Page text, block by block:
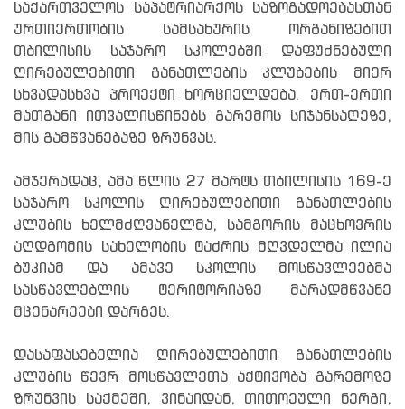
საქართველოს საპატრიარქოს საზოგადოებასთან
ურთიერთობის სამსახურის ორგანიზებით
თბილისის საჯარო სკოლებში დაფუძნებული
ღირებულებითი განათლების კლუბების მიერ
სხვადასხვა პროექტი ხორციელდება. ერთ-ერთი
მათგანი ითვალისწინებს გარემოს სიჯანსაღეზე,
მის გამწვანებაზე ზრუნვას.
ამჯერადაც, ამა წლის 27 მარტს თბილისის 169-ე
საჯარო სკოლის ღირებულებითი განათლების
კლუბის ხელმძღვანელმა, სამგორის მაცხოვრის
აღდგომის სახელობის ტაძრის მღვდელმა ილია
ბუკიამ და ამავე სკოლის მოსწავლეებმა
სასწავლებლის ტერიტორიაზე მარადმწვანე
მცენარეები დარგეს.
დასაფასებელია ღირებულებითი განათლების
კლუბის წევრ მოსწავლეთა აქტივობა გარემოზე
ზრუნვის საქმეში, ვინაიდან, თითოეული ნერგი,